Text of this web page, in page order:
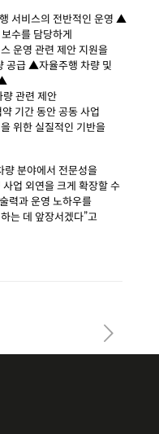
서비스의 전반적인 운영 ▲
수를 담당하게
운영 관련 제안 지원을
공급 ▲자율주행 차량 및
관련 제안
기간 동안 공동 사업
위한 실질적인 기반을
량 분야에서 전문성을
업 외연을 크게 확장할 수
력과 운영 노하우를
는 데 앞장서겠다”고